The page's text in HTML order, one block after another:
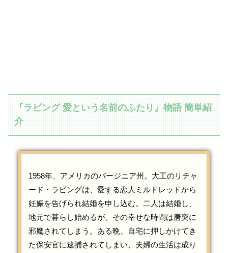
『ラビング 愛という名前のふたり』物語 簡単紹
介
1958年、アメリカのバージニア州。大工のリチャ
ード・ラビングは、愛する恋人ミルドレッドから
妊娠を告げられ結婚を申し込む。二人は結婚し、
地元で暮らし始めるが、その幸せな時間は唐突に
邪魔されてしまう。ある晩、自宅に押しかけてき
た保安官に逮捕されてしまい、夫婦の生活は成り